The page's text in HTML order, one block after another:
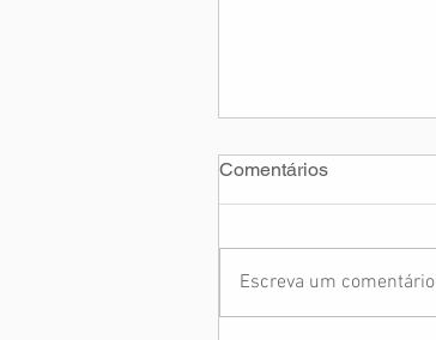
Comentários
Escreva um comentário